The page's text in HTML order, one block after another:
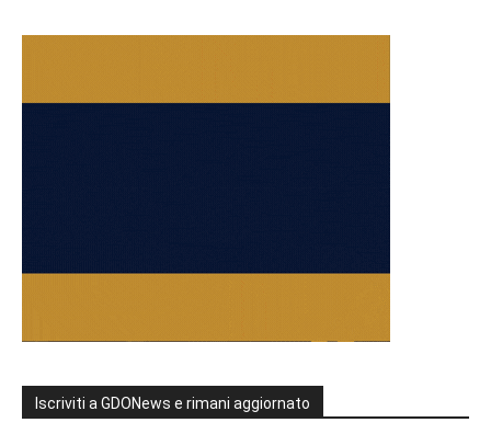
Iscriviti a GDONews e rimani aggiornato